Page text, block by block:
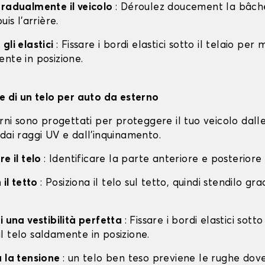
il veicolo : Déroulez doucement la
l'arrière.
gli elastici : Fissare i bordi elastici sotto il telaio per
in posizione.
di un telo per auto da esterno
sono progettati per proteggere il tuo veicolo
raggi UV e dall'inquinamento.
il telo: Identificare la parte anteriore e
il tetto: Posiziona il telo sul tetto, quindi stendilo
una vestibilità perfetta : Fissare i bordi elastici
telo saldamente in posizione.
la tensione : un telo ben teso previene le rughe